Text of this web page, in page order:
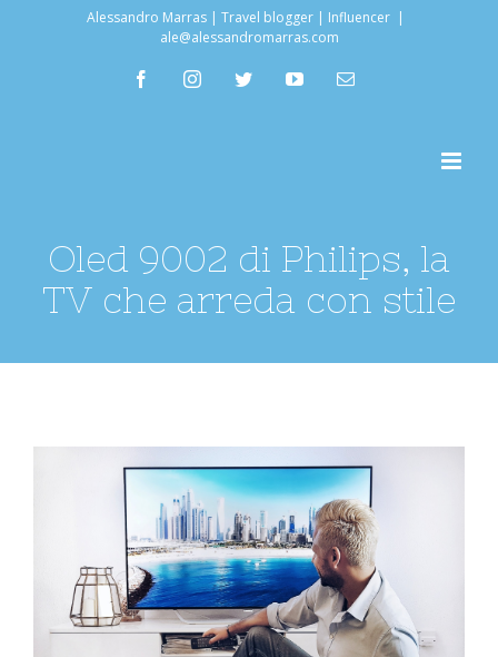
Alessandro Marras | Travel blogger | Influencer |
ale@alessandromarras.com
facebookinstagramtwitter youtubeEmail
Oled 9002 di Philips, la
TV che arreda con stile